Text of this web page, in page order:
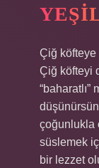
Çiğ köfteye
Çiğ köfteyi
“baharatlı”
çoğunlukla
süslemek
bir lezzet